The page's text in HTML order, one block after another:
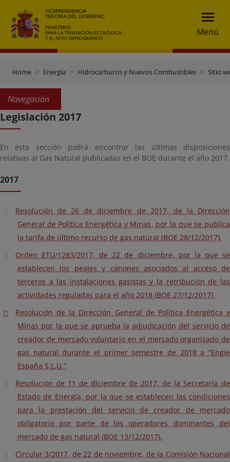
Menú
Home Energía Hidrocarburos y Nuevos Combustibles Sitio
Navegación
Legislación 2017
En esta sección podrá encontrar las últimas disposiciones
relativas al Gas Natural publicadas en el BOE durante el año 2017.
2017
Resolución de 26 de diciembre de 2017, de la Dirección
General de Política Energética y Minas, por la que se publica
la tarifa de último recurso de gas natural (BOE 28/12/2017).
Orden ETU/1283/2017, de 22 de diciembre, por la que se
establecen los peajes y cánones asociados al acceso de
terceros a las instalaciones gasistas y la retribución de las
actividades reguladas para el año 2018 (BOE 27/12/2017).
Resolución de la Dirección General de Política Energética y
Minas por la que se aprueba la adjudicación del servicio de
creador de mercado voluntario en el mercado organizado de
gas natural durante el primer semestre de 2018 a “Engie
España S.L.U.”
Resolución de 11 de diciembre de 2017, de la Secretaría de
Estado de Energía, por la que se establecen las condiciones
para la prestación del servicio de creador de mercado
obligatorio por parte de los operadores dominantes del
mercado de gas natural (BOE 13/12/2017).
Circular 3/2017, de 22 de noviembre, de la Comisión Nacional